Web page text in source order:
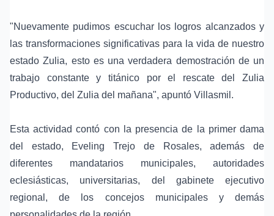
"Nuevamente pudimos escuchar los logros alcanzados y
las transformaciones significativas para la vida de nuestro
estado Zulia, esto es una verdadera demostración de un
trabajo constante y titánico por el rescate del Zulia
Productivo, del Zulia del mañana", apuntó Villasmil.
Esta actividad contó con la presencia de la primer dama
del estado, Eveling Trejo de Rosales, además de
diferentes mandatarios municipales, autoridades
eclesiásticas, universitarias, del gabinete ejecutivo
regional, de los concejos municipales y demás